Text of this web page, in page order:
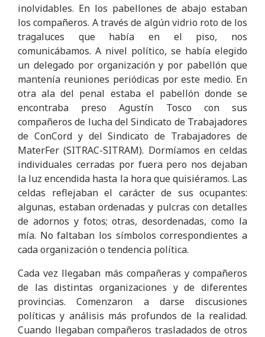
inolvidables. En los pabellones de abajo estaban
los compañeros. A través de algún vidrio roto de los
tragaluces que había en el piso, nos
comunicábamos. A nivel político, se había elegido
un delegado por organización y por pabellón que
mantenía reuniones periódicas por este medio. En
otra ala del penal estaba el pabellón donde se
encontraba preso Agustín Tosco con sus
compañeros de lucha del Sindicato de Trabajadores
de ConCord y del Sindicato de Trabajadores de
MaterFer (SITRAC-SITRAM). Dormíamos en celdas
individuales cerradas por fuera pero nos dejaban
la luz encendida hasta la hora que quisiéramos. Las
celdas reflejaban el carácter de sus ocupantes:
algunas, estaban ordenadas y pulcras con detalles
de adornos y fotos; otras, desordenadas, como la
mía. No faltaban los símbolos correspondientes a
cada organización o tendencia política.
Cada vez llegaban más compañeras y compañeros
de las distintas organizaciones y de diferentes
provincias. Comenzaron a darse discusiones
políticas y análisis más profundos de la realidad.
Cuando llegaban compañeros trasladados de otros